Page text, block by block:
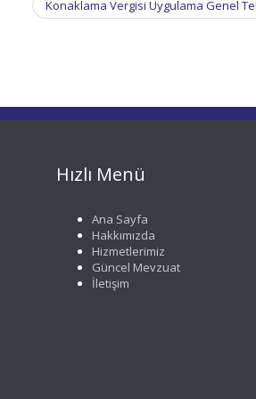
Konaklama Vergisi Uygulama Genel
Hızlı Menü
Ana Sayfa
Hakkımızda
Hizmetlerimiz
Güncel Mevzuat
İletişim